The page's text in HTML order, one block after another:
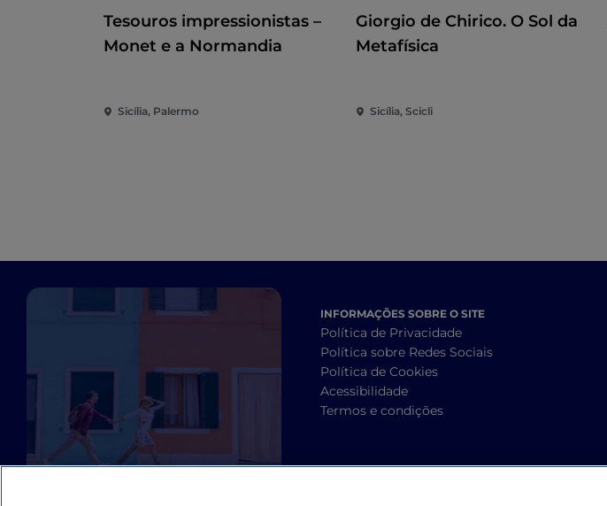
Tesouros impressionistas –
Monet e a Normandia
Sicília, Palermo
Giorgio de Chirico. O Sol da
Metafísica
Sicília, Scicli
INFORMAÇÕES SOBRE O SITE
Política de Privacidade
Política sobre Redes Sociais
Política de Cookies
Acessibilidade
Termos e condições